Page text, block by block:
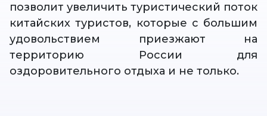
позволит увеличить туристический поток
китайских туристов, которые с большим
удовольствием приезжают на
территорию России для
оздоровительного отдыха и не только.